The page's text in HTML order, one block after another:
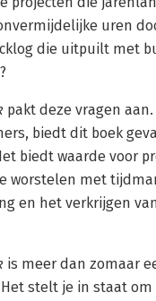
uren
die uitpuilt met
pakt deze vragen
biedt dit boek
biedt waarde voor
worstelen met
en het verkrijgen
is meer dan zomaar
stelt je in staat